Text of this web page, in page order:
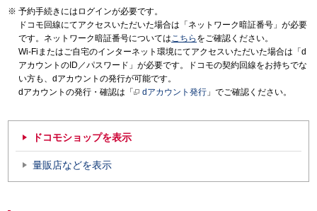
予約手続きにはログインが必要です。
ドコモ回線にてアクセスいただいた場合は「ネットワーク暗証番号」が必要
です。ネットワーク暗証番号についてはこちら をご確認ください。
Wi-Fiまたはご自宅のインターネット環境にてアクセスいただいた場合は「d
アカウントのID／パスワード」が必要です。ドコモの契約回線をお持ちでな
い方も、dアカウントの発行が可能です。
dアカウントの発行・確認は「
dアカウント発行 」でご確認ください。
ドコモショップを表示
量販店などを表示